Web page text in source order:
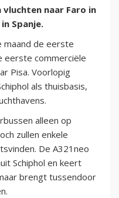
naar Faro in
Spanje.
maand de eerste
eerste commerciële
Pisa. Voorlopig
als thuisbasis,
alleen op
zullen enkele
De A321neo
Schiphol en keert
brengt tussendoor